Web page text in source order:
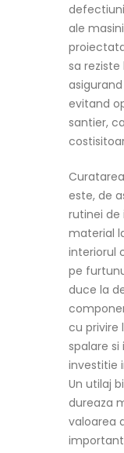
ale
sa
evitand
santier,
este, de
rutinei de
material
interiorul
pe
duce la
cu privire
spalare
investitie
Un utilaj
dureaza
valoarea